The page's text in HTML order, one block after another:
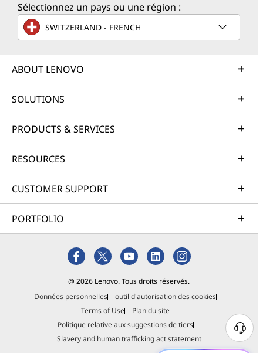
Sélectionnez un pays ou une région :
SWITZERLAND - FRENCH
ABOUT LENOVO
SOLUTIONS
PRODUCTS & SERVICES
RESOURCES
CUSTOMER SUPPORT
PORTFOLIO
@ 2026 Lenovo. Tous droits réservés.
Données personnelles
outil d'autorisation des cookies
Terms of Use
Plan du site
Politique relative aux suggestions de tiers
Slavery and human trafficking act statement